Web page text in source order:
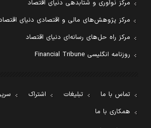
مرکز نوآوری و شتابدهی دنیای اقتصاد
مرکز پژوهش‌های مالی و اقتصادی دنیای
مرکز راه حل‌های رسانه‌ای دنیای اقتصاد
روزنامه انگلیسی Financial Tribune
تماس با ما تبلیغات اشتراک
همکاری با ما